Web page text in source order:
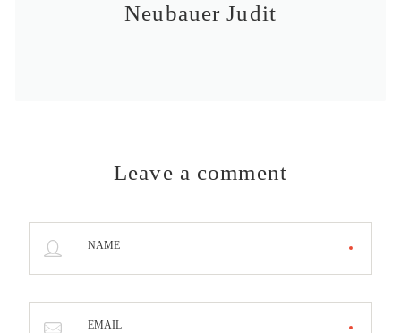
Neubauer Judit
Leave a comment
NAME
EMAIL